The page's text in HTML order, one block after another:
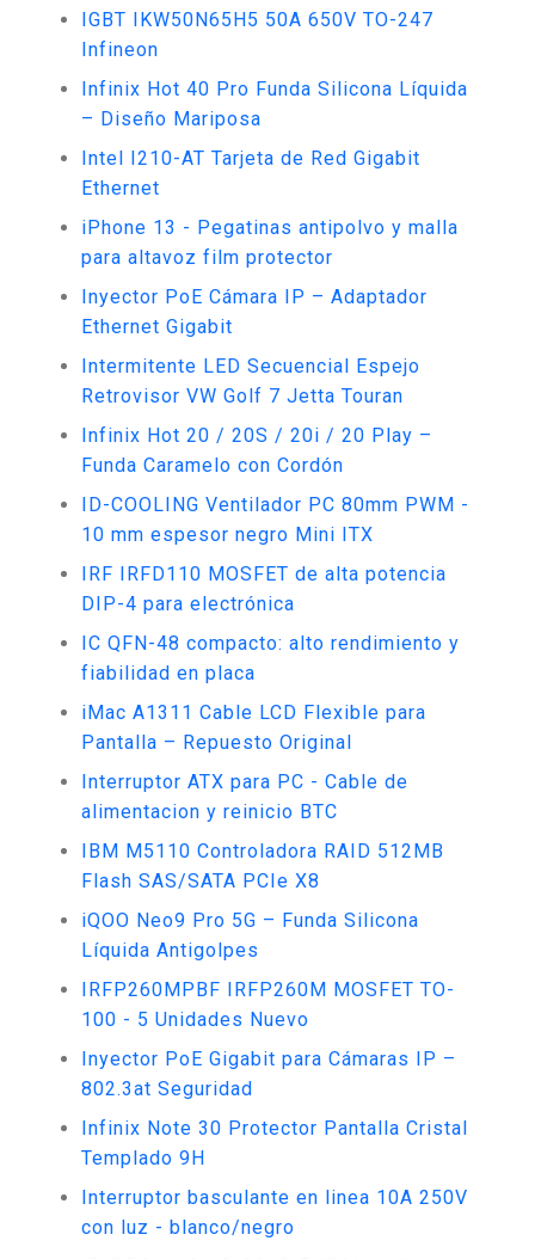
IGBT IKW50N65H5 50A 650V TO-247
Infineon
Infinix Hot 40 Pro Funda Silicona Líquida
– Diseño Mariposa
Intel I210-AT Tarjeta de Red Gigabit
Ethernet
iPhone 13 - Pegatinas antipolvo y malla
para altavoz film protector
Inyector PoE Cámara IP – Adaptador
Ethernet Gigabit
Intermitente LED Secuencial Espejo
Retrovisor VW Golf 7 Jetta Touran
Infinix Hot 20 / 20S / 20i / 20 Play –
Funda Caramelo con Cordón
ID-COOLING Ventilador PC 80mm PWM -
10 mm espesor negro Mini ITX
IRF IRFD110 MOSFET de alta potencia
DIP-4 para electrónica
IC QFN-48 compacto: alto rendimiento y
fiabilidad en placa
iMac A1311 Cable LCD Flexible para
Pantalla – Repuesto Original
Interruptor ATX para PC - Cable de
alimentacion y reinicio BTC
IBM M5110 Controladora RAID 512MB
Flash SAS/SATA PCIe X8
iQOO Neo9 Pro 5G – Funda Silicona
Líquida Antigolpes
IRFP260MPBF IRFP260M MOSFET TO-
100 - 5 Unidades Nuevo
Inyector PoE Gigabit para Cámaras IP –
802.3at Seguridad
Infinix Note 30 Protector Pantalla Cristal
Templado 9H
Interruptor basculante en linea 10A 250V
con luz - blanco/negro